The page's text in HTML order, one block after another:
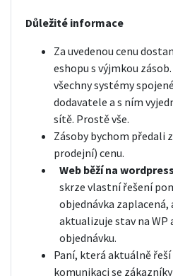
Důležité informace
Za uvedenou cenu
eshopu s výjmkou
všechny systémy
dodavatele a s ním
sítě. Prostě vše.
Zásoby bychom předali
prodejní) cenu.
Web běží na
skrze vlastní řešení
objednávka
aktualizuje stav na WP
objednávku.
Paní, která aktuálně řeší
komunikaci se